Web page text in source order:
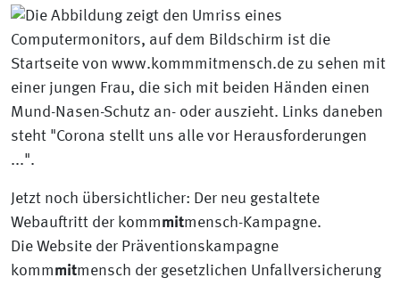
Jetzt noch übersichtlicher: Der neu gestaltete
Webauftritt der kommmitmensch-Kampagne.
Die Website der Präventionskampagne
kommmitmensch der gesetzlichen Unfallversicherung